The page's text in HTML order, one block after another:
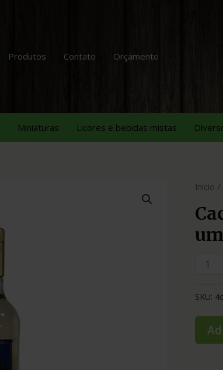
Produtos Contato Orçamento
Miniaturas Licores e bebidas mistas
Início /
SKU: